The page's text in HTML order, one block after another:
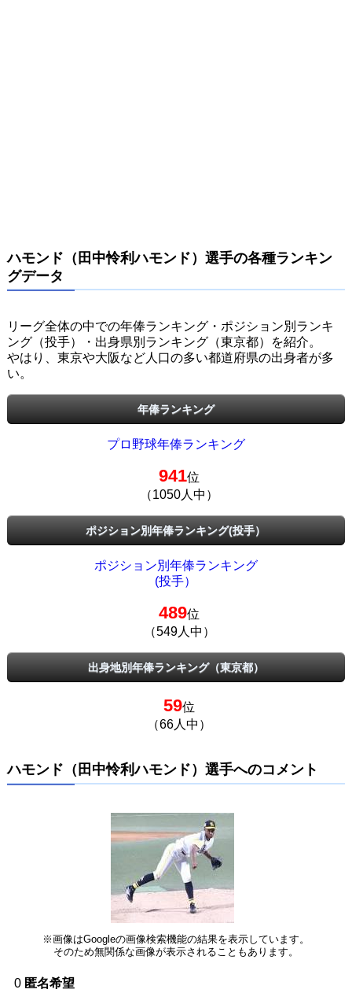
ハモンド（田中怜利ハモンド）選手の各種ランキン
グデータ
リーグ全体の中での年俸ランキング・ポジション別ランキ
ング（投手）・出身県別ランキング（東京都）を紹介。
やはり、東京や大阪など人口の多い都道府県の出身者が多
い。
年俸ランキング
プロ野球年俸ランキング
941位
（1050人中）
ポジション別年俸ランキング(投手）
ポジション別年俸ランキング
(投手）
489位
（549人中）
出身地別年俸ランキング（東京都）
59位
（66人中）
ハモンド（田中怜利ハモンド）選手へのコメント
※画像はGoogleの画像検索機能の結果を表示しています。
そのため無関係な画像が表示されることもあります。
0 匿名希望